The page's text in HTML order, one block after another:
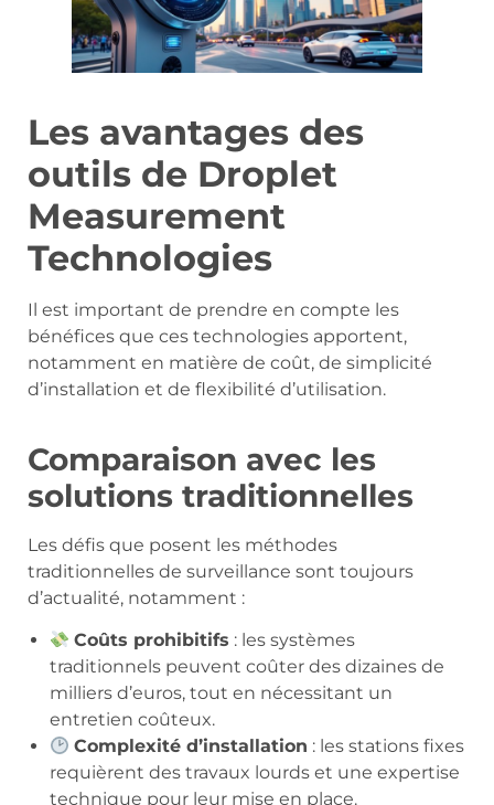
Les avantages des
outils de Droplet
Measurement
Technologies
Il est important de prendre en compte les
bénéfices que ces technologies apportent,
notamment en matière de coût, de simplicité
d’installation et de flexibilité d’utilisation.
Comparaison avec les
solutions traditionnelles
Les défis que posent les méthodes
traditionnelles de surveillance sont toujours
d’actualité, notamment :
Coûts prohibitifs : les systèmes
traditionnels peuvent coûter des dizaines de
milliers d’euros, tout en nécessitant un
entretien coûteux.
Complexité d’installation : les stations fixes
requièrent des travaux lourds et une expertise
technique pour leur mise en place.